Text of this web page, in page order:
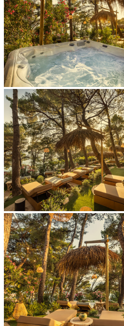
357 m 2de piscines d'eau douce
Sounds of [PLACES] – DJ et
cocktails signature à Places pool
Places Spa intérieurs et
baldaquins et chaises longues
location de serviettes